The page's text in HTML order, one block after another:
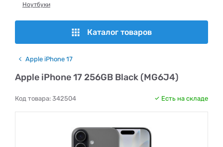
Ноутбуки
Каталог товаров
Apple iPhone 17
Apple iPhone 17 256GB Black (MG6J4)
Код товара: 342504 Есть на складе